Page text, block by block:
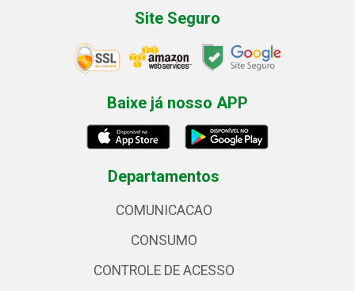
Site Seguro
Baixe já nosso APP
Departamentos
COMUNICACAO
CONSUMO
CONTROLE DE ACESSO